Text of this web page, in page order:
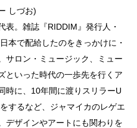
しづお)
表。雑誌『RIDDIM』発行人・
本で配給したのをきっかけに・
サロン・ミュージック、ミュー
といった時代の一歩先を行くア
時に、10年間に渡りスリラーU
するなど、ジャマイカのレゲエ
デザインやアートにも関わりを